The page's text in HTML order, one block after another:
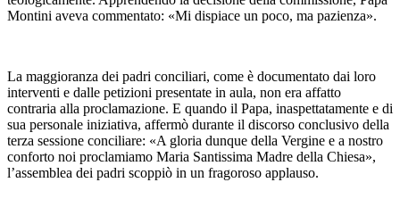
Montini aveva commentato: «Mi dispiace un poco, ma pazienza».
La maggioranza dei padri conciliari, come è documentato dai loro
interventi e dalle petizioni presentate in aula, non era affatto
contraria alla proclamazione. E quando il Papa, inaspettatamente e di
sua personale iniziativa, affermò durante il discorso conclusivo della
terza sessione conciliare: «A gloria dunque della Vergine e a nostro
conforto noi proclamiamo Maria Santissima Madre della Chiesa»,
l’assemblea dei padri scoppiò in un fragoroso applauso.